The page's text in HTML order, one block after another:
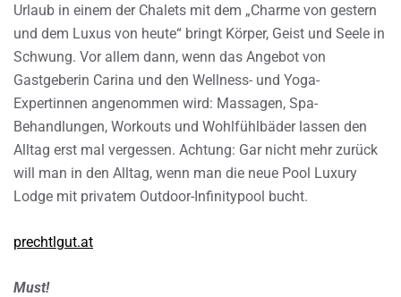
Urlaub in einem der Chalets mit dem „Charme von gestern
und dem Luxus von heute“ bringt Körper, Geist und Seele in
Schwung. Vor allem dann, wenn das Angebot von
Gastgeberin Carina und den Wellness- und Yoga-
Expertinnen angenommen wird: Massagen, Spa-
Behandlungen, Workouts und Wohlfühlbäder lassen den
Alltag erst mal vergessen. Achtung: Gar nicht mehr zurück
will man in den Alltag, wenn man die neue Pool Luxury
Lodge mit privatem Outdoor-Infinitypool bucht.
prechtlgut.at
Must!